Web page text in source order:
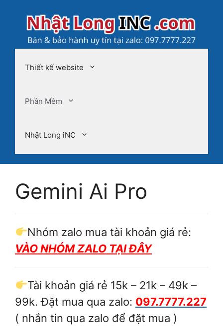
Thiết kế website
Phần Mềm
Nhật Long iNC
Gemini Ai Pro
Nhóm zalo mua tài khoản giá rẻ:
VÀO NHÓM ZALO TẠI ĐÂY
Tài khoản giá rẻ 15k – 21k – 49k –
99k. Đặt mua qua zalo: 097.7777.227
( nhắn tin qua zalo để đặt mua )